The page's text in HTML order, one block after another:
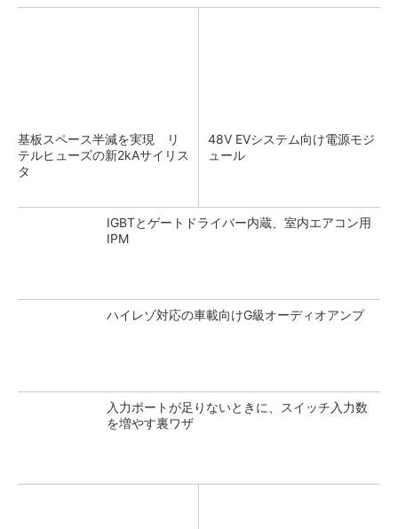
基板スペース半減を実現 リ
テルヒューズの新2kAサイリス
タ
48V EVシステム向け電源モジ
ュール
IGBTとゲートドライバー内蔵、室内エアコン用
IPM
ハイレゾ対応の車載向けG級オーディオアンプ
入力ポートが足りないときに、スイッチ入力数
を増やす裏ワザ